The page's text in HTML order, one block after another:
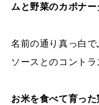
ムと野菜のカポナー
名前の通り真っ白
ソースとのコント
お米を食べて育っ